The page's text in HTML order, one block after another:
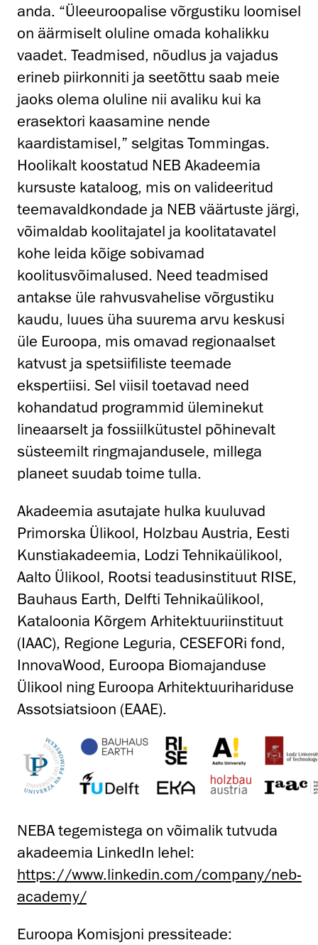
anda. “Üleeuroopalise võrgustiku loomisel
on äärmiselt oluline omada kohalikku
vaadet. Teadmised, nõudlus ja vajadus
erineb piirkonniti ja seetõttu saab meie
jaoks olema oluline nii avaliku kui ka
erasektori kaasamine nende
kaardistamisel,” selgitas Tommingas.
Hoolikalt koostatud NEB Akadeemia
kursuste kataloog, mis on valideeritud
teemavaldkondade ja NEB väärtuste järgi,
võimaldab koolitajatel ja koolitatavatel
kohe leida kõige sobivamad
koolitusvõimalused. Need teadmised
antakse üle rahvusvahelise võrgustiku
kaudu, luues üha suurema arvu keskusi
üle Euroopa, mis omavad regionaalset
katvust ja spetsiifiliste teemade
ekspertiisi. Sel viisil toetavad need
kohandatud programmid üleminekut
lineaarselt ja fossiilkütustel põhinevalt
süsteemilt ringmajandusele, millega
planeet suudab toime tulla.
Akadeemia asutajate hulka kuuluvad
Primorska Ülikool, Holzbau Austria, Eesti
Kunstiakadeemia, Lodzi Tehnikaülikool,
Aalto Ülikool, Rootsi teadusinstituut RISE,
Bauhaus Earth, Delfti Tehnikaülikool,
Kataloonia Kõrgem Arhitektuuriinstituut
(IAAC), Regione Leguria, CESEFORi fond,
InnovaWood, Euroopa Biomajanduse
Ülikool ning Euroopa Arhitektuurihariduse
Assotsiatsioon (EAAE).
NEBA tegemistega on võimalik tutvuda
akadeemia LinkedIn lehel:
https://www.linkedin.com/company/neb-
academy/
Euroopa Komisjoni pressiteade: